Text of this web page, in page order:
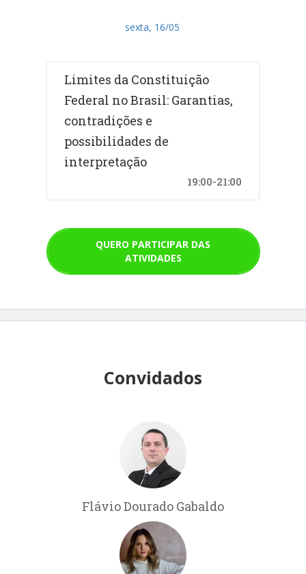
sexta, 16/05
Limites da Constituição
Federal no Brasil: Garantias,
contradições e
possibilidades de
interpretação
19:00-21:00
QUERO PARTICIPAR DAS
ATIVIDADES
Convidados
Flávio Dourado Gabaldo